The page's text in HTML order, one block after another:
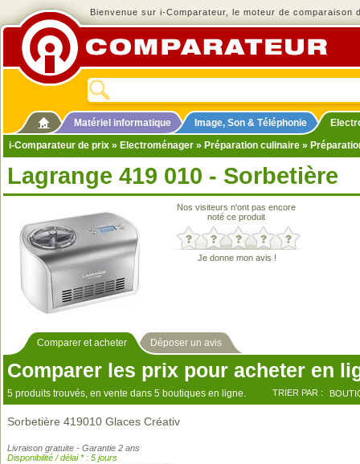
Bienvenue sur i-Comparateur, le moteur de comparaison
Matériel informatique Image, Son & Téléphonie
i-Comparateur de prix » Electroménager » Préparation culinaire »
Lagrange 419 010 - Sorbetière
Nos visiteurs n'ont pas encore
noté ce produit
Je donne mon avis !
Comparer et acheter Déposer un avis
Comparer les prix pour acheter en
5 produits trouvés, en vente dans 5 boutiques en ligne. TRIER PAR :
Sorbetière 419010 Glaces Créativ
Livraison gratuite - Garantie 2 ans
Disponibilité / délai * : 5 jours